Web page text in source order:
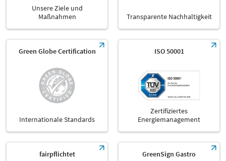
Unsere Ziele und
Maßnahmen
Transparente Nachhaltigkeit
Green Globe Certification
Internationale Standards
ISO 50001
Zertifiziertes
Energiemanagement
fairpflichtet GreenSign Gastro